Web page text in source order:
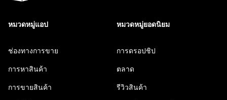
หมวดหมู่แอป
ช่องทางการขาย
การหาสินค้า
การขายสินค้า
หมวดหมู่ยอดนิยม
การดรอปชิป
ตลาด
รีวิวสินค้า